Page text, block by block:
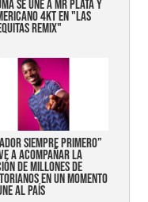
SE UNE A MR PLATA Y
4KT EN "LAS
REMIX"
siempre primero”
a acompañar la
de millones de
en un momento
al país